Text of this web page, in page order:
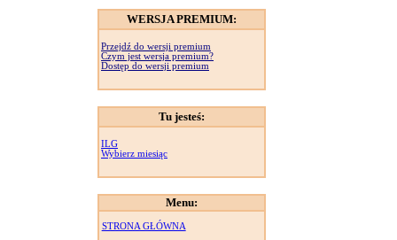
WERSJA PREMIUM:
Przejdź do wersji premium
Czym jest wersja premium?
Dostęp do wersji premium
Tu jesteś:
ILG
Wybierz miesiąc
Menu:
STRONA GŁÓWNA